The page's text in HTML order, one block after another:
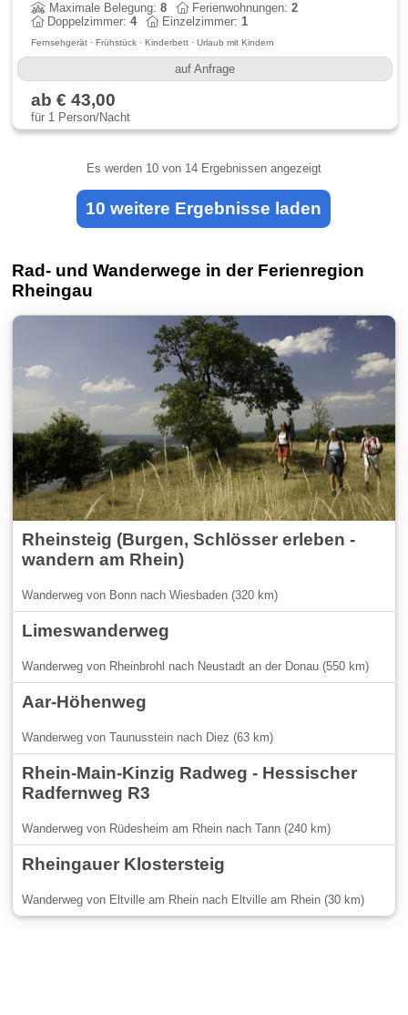
Maximale Belegung:8 Ferienwohnungen:2
Doppelzimmer:4 Einzelzimmer:1
Fernsehgerät · Frühstück · Kinderbett · Urlaub mit Kindern
auf Anfrage
ab € 43,00
für 1 Person/Nacht
Es werden 10von 14 Ergebnissen angezeigt
10 weitere Ergebnisse laden
Rad- und Wanderwege in der Ferienregion
Rheingau
Rheinsteig (Burgen, Schlösser erleben -
wandern am Rhein)
Wanderweg von Bonn nach Wiesbaden (320 km)
Limeswanderweg
Wanderweg von Rheinbrohl nach Neustadt an der Donau (550 km)
Aar-Höhenweg
Wanderweg von Taunusstein nach Diez (63 km)
Rhein-Main-Kinzig Radweg - Hessischer
Radfernweg R3
Wanderweg von Rüdesheim am Rhein nach Tann (240 km)
Rheingauer Klostersteig
Wanderweg von Eltville am Rhein nach Eltville am Rhein (30 km)